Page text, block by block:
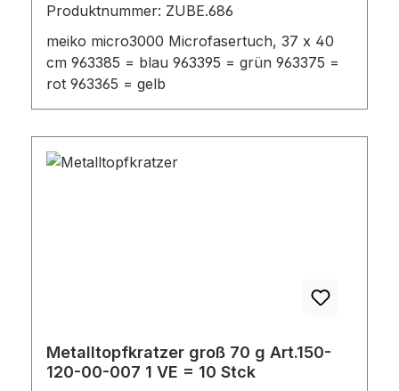
Produktnummer: ZUBE.686
meiko micro3000 Microfasertuch, 37 x 40
cm 963385 = blau 963395 = grün 963375 =
rot 963365 = gelb
Metalltopfkratzer groß 70 g Art.150-
120-00-007 1 VE = 10 Stck